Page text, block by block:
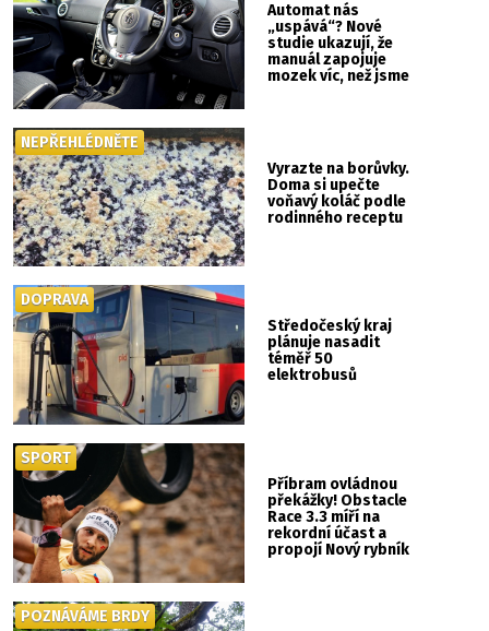
Automat nás
„uspává“? Nové
studie ukazují, že
manuál zapojuje
mozek víc, než jsme
Vyrazte na borůvky.
Doma si upečte
voňavý koláč podle
rodinného receptu
NEPŘEHLÉDNĚTE
Středočeský kraj
plánuje nasadit
téměř 50
elektrobusů
DOPRAVA
Příbram ovládnou
překážky! Obstacle
Race 3.3 míří na
rekordní účast a
propojí Nový rybník
SPORT
POZNÁVÁME BRDY